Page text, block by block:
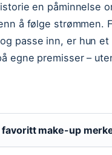
en påminnelse
å følge strømmen.
passe inn, er hun
egne premisser –
favoritt make-up